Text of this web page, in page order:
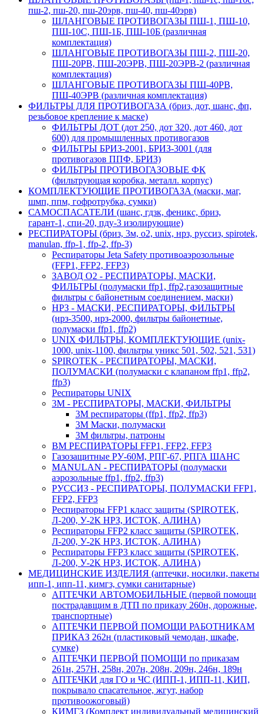
пш-2, пш-20, пш-20эрв, пш-40, пш-40эрв)
ШЛАНГОВЫЕ ПРОТИВОГАЗЫ ПШ-1, ПШ-10,
ПШ-10С, ПШ-1Б, ПШ-10Б (различная
комплектация)
ШЛАНГОВЫЕ ПРОТИВОГАЗЫ ПШ-2, ПШ-20,
ПШ-20РВ, ПШ-20ЭРВ, ПШ-20ЭРВ-2 (различная
комплектация)
ШЛАНГОВЫЕ ПРОТИВОГАЗЫ ПШ-40РВ,
ПШ-40ЭРВ (различная комплектация)
ФИЛЬТРЫ ДЛЯ ПРОТИВОГАЗА (бриз, дот, шанс, фп,
резьбовое крепление к маске)
ФИЛЬТРЫ ДОТ (дот 250, дот 320, дот 460, дот
600) для промышленных противогазов
ФИЛЬТРЫ БРИЗ-2001, БРИЗ-3001 (для
противогазов ППФ, БРИЗ)
ФИЛЬТРЫ ПРОТИВОГАЗОВЫЕ ФК
(фильтрующая коробка, металл. корпус)
КОМПЛЕКТУЮЩИЕ ПРОТИВОГАЗА (маски, маг,
шмп, ппм, гофротрубка, сумки)
САМОСПАСАТЕЛИ (шанс, гдзк, феникс, бриз,
гарант-1, спи-20, пду-3 изолирующие)
РЕСПИРАТОРЫ (бриз, 3м, o2, unix, нрз, руссиз, spirotek,
manulan, ffp-1, ffp-2, ffp-3)
Респираторы Jeta Safety противоаэрозольные
(FFP1, FFP2, FFP3)
ЗАВОД О2 - РЕСПИРАТОРЫ, МАСКИ,
ФИЛЬТРЫ (полумаски ffp1, ffp2,газозащитные
фильтры с байонетным соединением, маски)
НРЗ - МАСКИ, РЕСПИРАТОРЫ, ФИЛЬТРЫ
(нрз-3500, нрз-2000, фильтры байонетные,
полумаски ffp1, ffp2)
UNIX ФИЛЬТРЫ, КОМПЛЕКТУЮЩИЕ (unix-
1000, unix-1100, фильтры уникс 501, 502, 521, 531)
SPIROTEK - РЕСПИРАТОРЫ, МАСКИ,
ПОЛУМАСКИ (полумаски с клапаном ffp1, ffp2,
ffp3)
Респираторы UNIX
3М - РЕСПИРАТОРЫ, МАСКИ, ФИЛЬТРЫ
3М респираторы (ffp1, ffp2, ffp3)
3М Маски, полумаски
3М фильтры, патроны
ВМ РЕСПИРАТОРЫ FFP1, FFP2, FFP3
Газозащитные РУ-60М, РПГ-67, РПГА ШАНС
MANULAN - РЕСПИРАТОРЫ (полумаски
аэрозольные ffp1, ffp2, ffp3)
РУССИЗ - РЕСПИРАТОРЫ, ПОЛУМАСКИ FFP1,
FFP2, FFP3
Респираторы FFP1 класс защиты (SPIROTEK,
Л-200, У-2К НРЗ, ИСТОК, АЛИНА)
Респираторы FFP2 класс защиты (SPIROTEK,
Л-200, У-2К НРЗ, ИСТОК, АЛИНА)
Респираторы FFP3 класс защиты (SPIROTEK,
Л-200, У-2К НРЗ, ИСТОК, АЛИНА)
МЕДИЦИНСКИЕ ИЗДЕЛИЯ (аптечки, носилки, пакеты
ипп-1, ипп-11, кимгз, сумки санитарные)
АПТЕЧКИ АВТОМОБИЛЬНЫЕ (первой помощи
пострадавщим в ДТП по приказу 260н, дорожные,
транспортные)
АПТЕЧКИ ПЕРВОЙ ПОМОЩИ РАБОТНИКАМ
ПРИКАЗ 262н (пластиковый чемодан, шкафе,
сумке)
АПТЕЧКИ ПЕРВОЙ ПОМОЩИ по приказам
261н, 257Н, 258н, 207н, 208н, 209н, 246н, 189н
АПТЕЧКИ для ГО и ЧС (ИПП-1, ИПП-11, КИП,
покрывало спасательное, жгут, набор
противоожоговый)
КИМГЗ (Комплект индивидуальный медицинский